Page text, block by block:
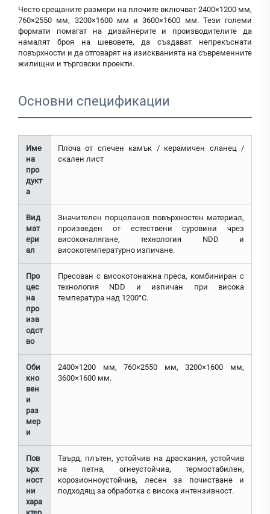
Често срещаните размери на плочите включват 2400×1200 мм,
760×2550 мм, 3200×1600 мм и 3600×1600 мм. Тези големи
формати помагат на дизайнерите и производителите да
намалят броя на шевовете, да създават непрекъснати
повърхности и да отговарят на изискванията на съвременните
жилищни и търговски проекти.
Основни спецификации
Име
на
про
дукт
а
Плоча от спечен камък / керамичен сланец /
скален лист
Вид
мат
ери
ал
Значителен порцеланов повърхностен материал,
произведен от естествени суровини чрез
високоналягане, технология NDD и
високотемпературно изпичане.
Про
цес
на
про
изв
одст
во
Пресован с високотонажна преса, комбиниран с
технология NDD и изпичан при висока
температура над 1200°C.
Оби
кно
вен
и
раз
мер
и
2400×1200 мм, 760×2550 мм, 3200×1600 мм,
3600×1600 мм.
Пов
ърх
ност
ни
хара
Твърд, плътен, устойчив на драскания, устойчив
на петна, огнеустойчив, термостабилен,
корозионноустойчив, лесен за почистване и
подходящ за обработка с висока интензивност.